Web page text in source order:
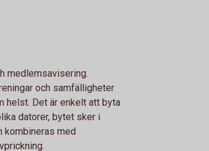
medlemsavisering.
och samfälligheter
helst. Det är enkelt att byta
datorer, bytet sker i
kombineras med